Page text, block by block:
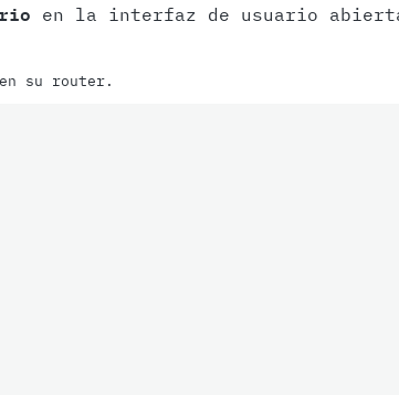
en la interfaz de usuario
su router.